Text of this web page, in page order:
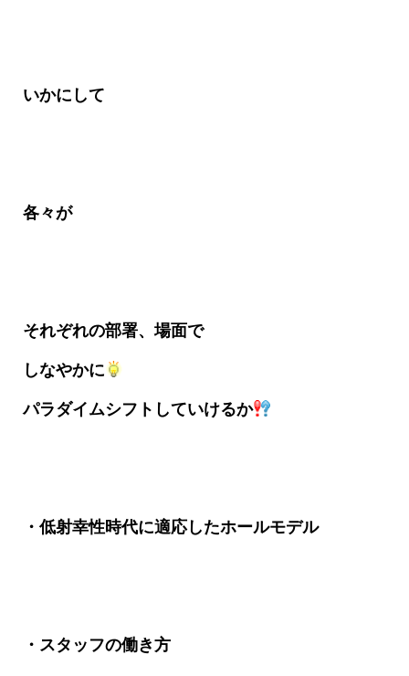
いかにして
各々が
それぞれの部署、場面で
しなやかに
パラダイムシフトしていけるか
・低射幸性時代に適応したホールモデル
・スタッフの働き方